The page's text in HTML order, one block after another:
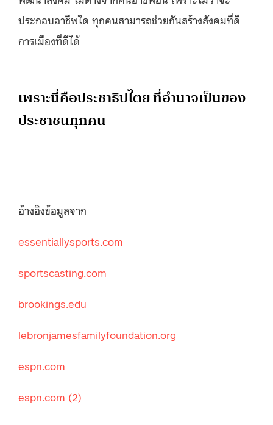
ประกอบอาชีพใด ทุกคนสามารถช่วยกันสร้างสังคมที่ดี
การเมืองที่ดีได้
เพราะนี่คือประชาธิปไตย ที่อำนาจเป็นของ
ประชาชนทุกคน
อ้างอิงข้อมูลจาก
essentiallysports.com
sportscasting.com
brookings.edu
lebronjamesfamilyfoundation.org
espn.com
espn.com (2)